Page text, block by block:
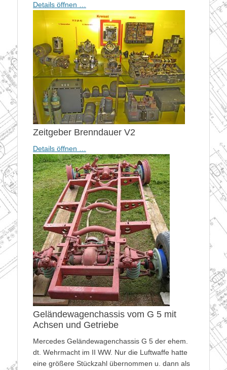
Details öffnen …
Zeitgeber Brenndauer V2
Details öffnen …
Geländewagenchassis vom G 5 mit
Achsen und Getriebe
Mercedes Geländewagenchassis G 5 der ehem.
dt. Wehrmacht im II WW. Nur die Luftwaffe hatte
eine größere Stückzahl übernommen u. dann als